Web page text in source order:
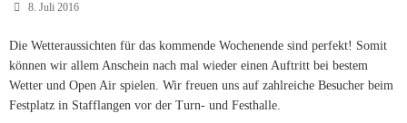
8. Juli 2016
Die Wetteraussichten für das kommende Wochenende sind perfekt! Somit
können wir allem Anschein nach mal wieder einen Auftritt bei bestem
Wetter und Open Air spielen. Wir freuen uns auf zahlreiche Besucher beim
Festplatz in Stafflangen vor der Turn- und Festhalle.